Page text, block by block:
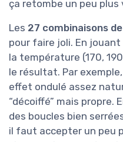
ça retombe un peu plus
Les 27 combinaisons
pour faire joli. En jouant
la température (170,
le résultat. Par
effet ondulé assez
“décoiffé” mais propre.
des boucles bien
il faut accepter un peu